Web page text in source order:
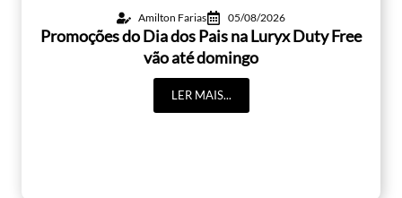
Amilton Farias 05/08/2026
Promoções do Dia dos Pais na Luryx Duty Free
vão até domingo
LER MAIS...